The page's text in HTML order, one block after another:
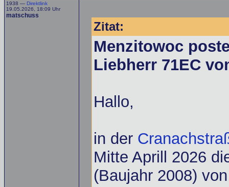
1938 — Direktlink
19.05.2026, 18:09 Uhr
matschuss
Zitat:
Menzitowoc
Liebherr 71EC
Hallo,
in der
Mitte Aprill 2026
(Baujahr 2008)